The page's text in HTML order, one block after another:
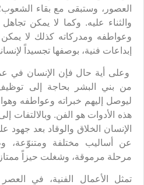
العصور، وستبقى مع بقاء
والثناء عليه. وكما لا يمكن
وعواطفه ومدركاته كذلك لا
إبداعات فنية، بوصفها تجسيداً
وعلى أية حال فإن الإنسان في
من بني البشر بحاجة إلى
ليوصل إليهم خبراته وعواطفه
هذه الأدوات هو الفن. وبالالتفات
الإنسان الخلاق والوقاد بعد
عن أساليب مختلفة ومتنوّعة،
مرحلة مرموقة، وشغلت حيزاً
تمثل الأعمال الفنية، في